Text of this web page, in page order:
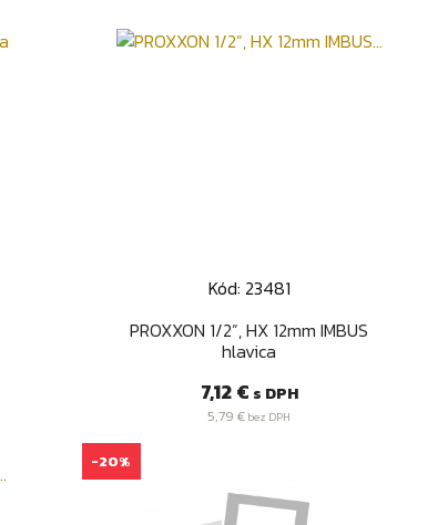
Kód: 23481
PROXXON 1/2”, HX 12mm IMBUS
hlavica
Cena
7,12 € s DPH
5,79 € bez DPH
 Rýchly náhľad
-20%